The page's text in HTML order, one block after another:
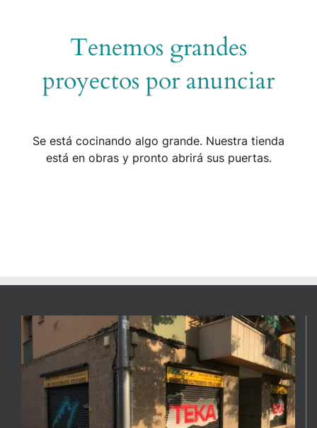
Tenemos grandes
proyectos por anunciar
Se está cocinando algo grande. Nuestra tienda
está en obras y pronto abrirá sus puertas.